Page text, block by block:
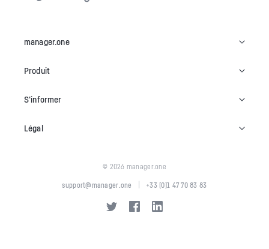
manager.one
Produit
S'informer
Légal
© 2026 manager.one
support@manager.one | +33 (0)1 47 70 83 83